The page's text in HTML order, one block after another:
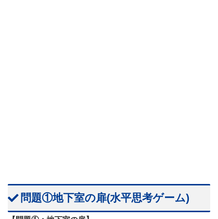
問題①地下室の扉(水平思考ゲーム)